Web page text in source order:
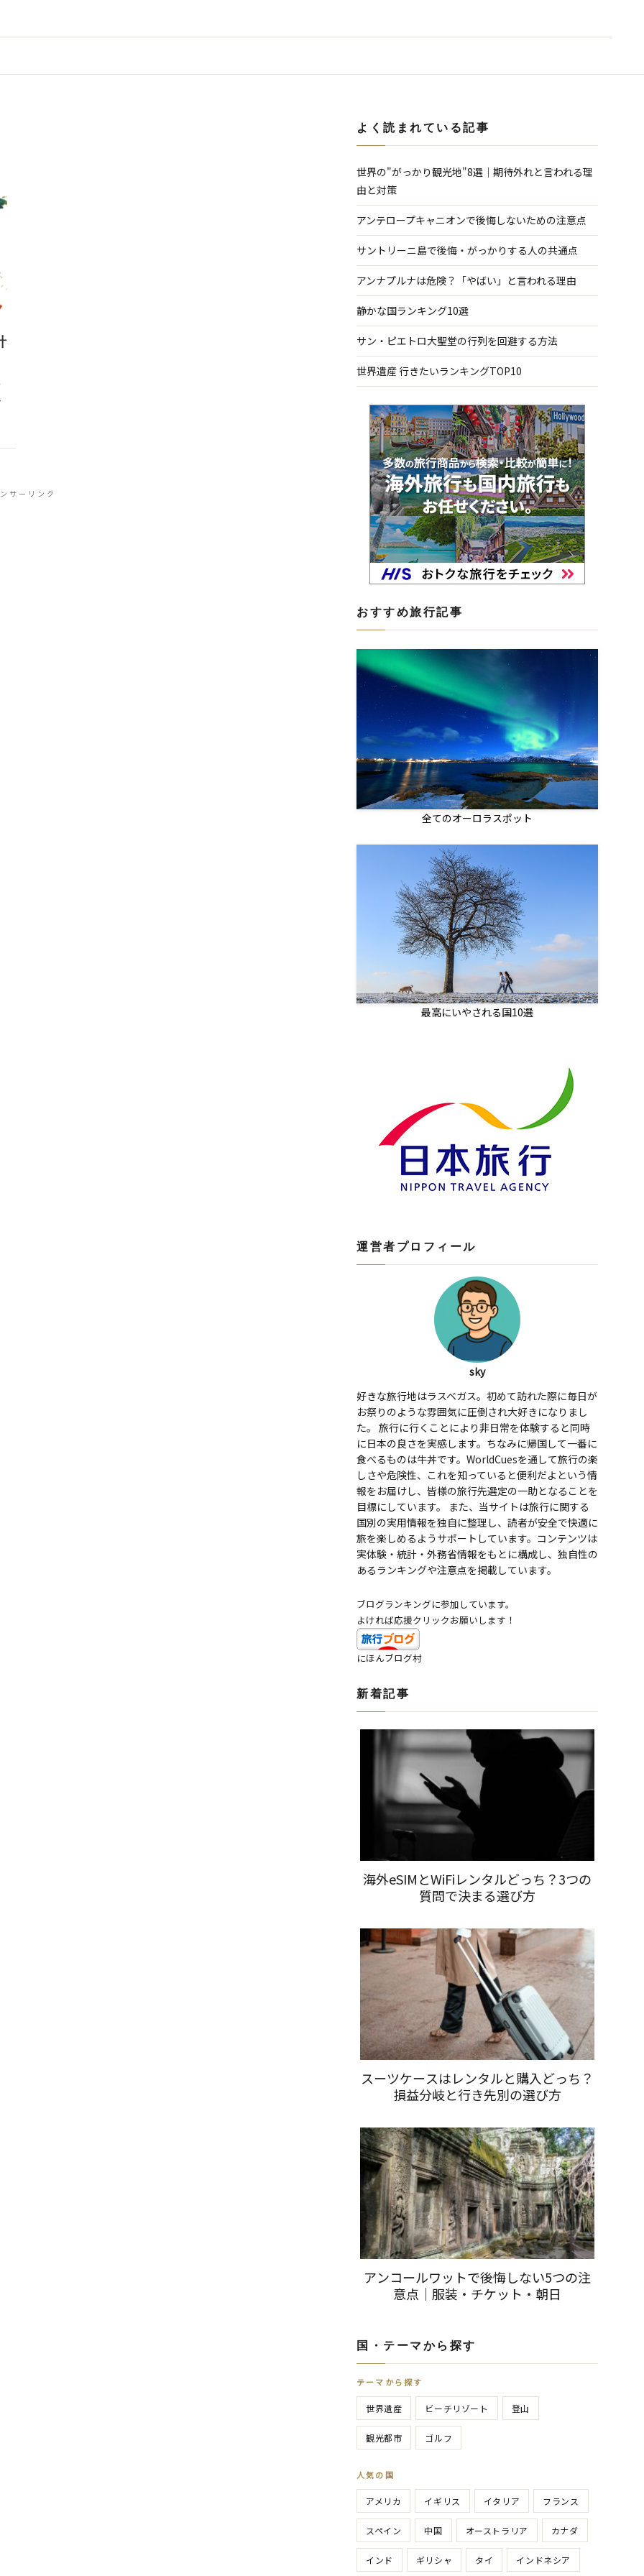
サーリンク
よく読まれている記事
世界の"がっかり観光地"8選｜期待外れと言われる理
由と対策
アンテロープキャニオンで後悔しないための注意点
サントリーニ島で後悔・がっかりする人の共通点
アンナプルナは危険？「やばい」と言われる理由
静かな国ランキング10選
サン・ピエトロ大聖堂の行列を回避する方法
世界遺産 行きたいランキングTOP10
おすすめ旅行記事
全てのオーロラスポット
最高にいやされる国10選
運営者プロフィール
sky
好きな旅行地はラスベガス。初めて訪れた際に毎日が
お祭りのような雰囲気に圧倒され大好きになりまし
た。 旅行に行くことにより非日常を体験すると同時
に日本の良さを実感します。ちなみに帰国して一番に
食べるものは牛丼です。WorldCuesを通して旅行の楽
しさや危険性、これを知っていると便利だよという情
報をお届けし、皆様の旅行先選定の一助となることを
目標にしています。 また、当サイトは旅行に関する
国別の実用情報を独自に整理し、読者が安全で快適に
旅を楽しめるようサポートしています。コンテンツは
実体験・統計・外務省情報をもとに構成し、独自性の
あるランキングや注意点を掲載しています。
ブログランキングに参加しています。
よければ応援クリックお願いします！
にほんブログ村
新着記事
海外eSIMとWiFiレンタルどっち？3つの
質問で決まる選び方
スーツケースはレンタルと購入どっち？
損益分岐と行き先別の選び方
アンコールワットで後悔しない5つの注
意点｜服装・チケット・朝日
国・テーマから探す
テーマから探す
世界遺産 ビーチリゾート 登山
観光都市 ゴルフ
人気の国
アメリカ イギリス イタリア フランス
スペイン 中国 オーストラリア カナダ
インド ギリシャ タイ インドネシア